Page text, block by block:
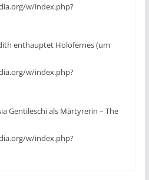
w/index.php?
enthauptet Holofernes (um
w/index.php?
Gentileschi als Märtyrerin – The
w/index.php?